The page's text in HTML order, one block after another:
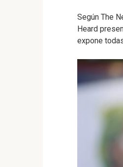
Según The
Heard
expone